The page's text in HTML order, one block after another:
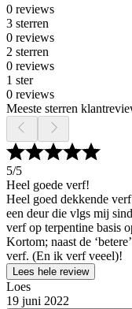
0 reviews
3 sterren
0 reviews
2 sterren
0 reviews
1 ster
0 reviews
Meeste sterren
5/5
Heel goede verf!
Heel goed dekkende
een deur die vlgs mij
verf op terpentine basis
Kortom; naast de
verf. (En ik verf veeel)!
Lees hele review
Loes
19 juni 2022